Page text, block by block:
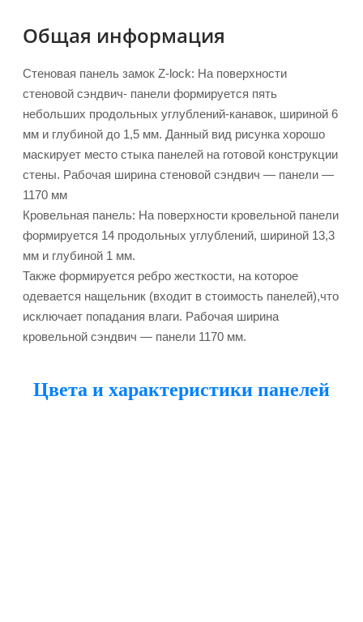
Общая информация
Стеновая панель замок Z-lock: На поверхности
стеновой сэндвич- панели формируется пять
небольших продольных углублений-канавок, шириной 6
мм и глубиной до 1,5 мм. Данный вид рисунка хорошо
маскирует место стыка панелей на готовой конструкции
стены. Рабочая ширина стеновой сэндвич — панели —
1170 мм
Кровельная панель: На поверхности кровельной панели
формируется 14 продольных углублений, шириной 13,3
мм и глубиной 1 мм.
Также формируется ребро жесткости, на которое
одевается нащельник (входит в стоимость панелей),что
исключает попадания влаги. Рабочая ширина
кровельной сэндвич — панели 1170 мм.
Цвета и характеристики панелей